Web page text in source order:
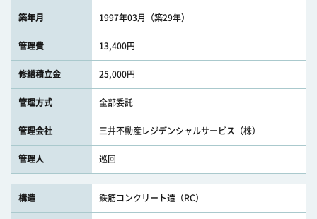
築年月 1997年03月（築29年）
管理費 13,400円
修繕積立金 25,000円
管理方式 全部委託
管理会社 三井不動産レジデンシャルサービス（株）
管理人 巡回
構造 鉄筋コンクリート造（RC）